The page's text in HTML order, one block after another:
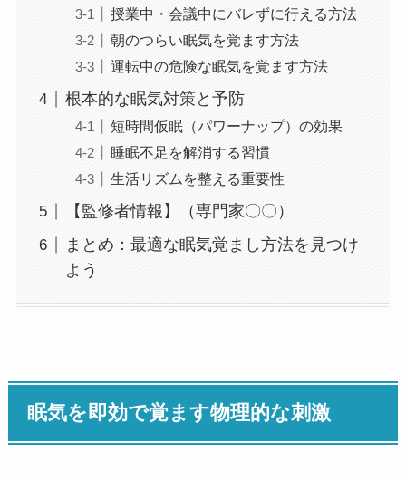
授業中・会議中にバレずに行える方法
朝のつらい眠気を覚ます方法
運転中の危険な眠気を覚ます方法
根本的な眠気対策と予防
短時間仮眠（パワーナップ）の効果
睡眠不足を解消する習慣
生活リズムを整える重要性
【監修者情報】（専門家〇〇）
まとめ：最適な眠気覚まし方法を見つけ
よう
眠気を即効で覚ます物理的な刺激